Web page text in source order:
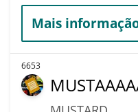
Mais
6653